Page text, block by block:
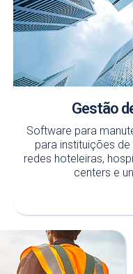
Gestão
Software para
para instituições
redes hoteleiras,
centers e